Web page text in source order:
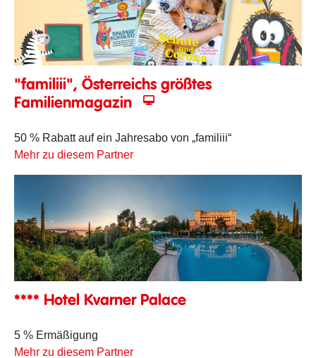
"familiii", Österreichs größtes
Familienmagazin
50 % Rabatt auf ein Jahresabo von „familiii“
Mehr zu diesem Partner
**** Hotel Kvarner Palace
5 % Ermäßigung
Mehr zu diesem Partner